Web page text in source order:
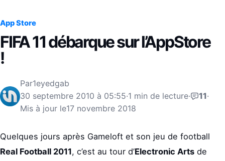
App Store
FIFA 11 débarque sur l’AppStore
!
Par1eyedgab
30 septembre 2010 à 05:55·1 min de lecture· 11·
Mis à jour le17 novembre 2018
Quelques jours après Gameloft et son jeu de football
Real Football 2011, c’est au tour d’Electronic Arts de